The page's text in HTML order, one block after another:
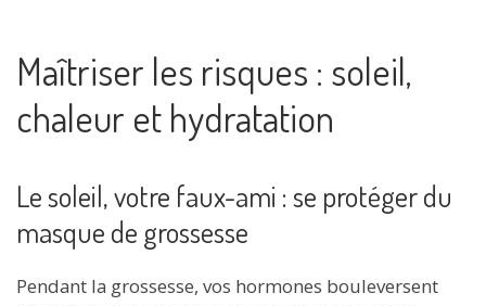
Maîtriser les risques : soleil,
chaleur et hydratation
Le soleil, votre faux-ami : se protéger du
masque de grossesse
Pendant la grossesse, vos hormones bouleversent